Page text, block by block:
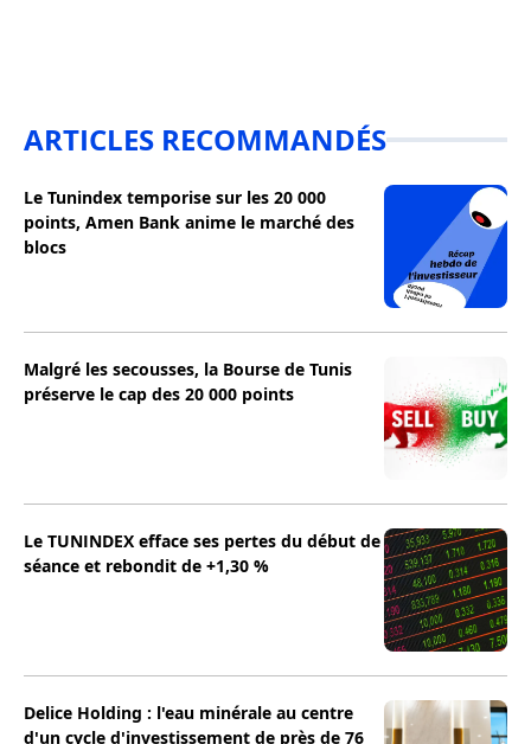
ARTICLES RECOMMANDÉS
Le Tunindex temporise sur les 20 000
points, Amen Bank anime le marché des
blocs
Malgré les secousses, la Bourse de Tunis
préserve le cap des 20 000 points
Le TUNINDEX efface ses pertes du début de
séance et rebondit de +1,30 %
Delice Holding : l'eau minérale au centre
d'un cycle d'investissement de près de 76